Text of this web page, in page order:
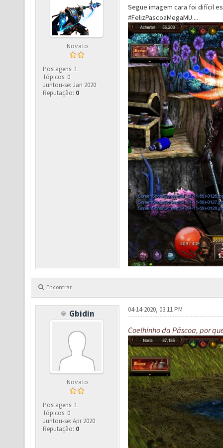
Novato
Postagens: 1
Tópicos: 0
Juntou-se: Jan 2020
Reputação: 0
Segue imagem cara foi difícil
#FelizPascoaMegaMU....
Encontrar
Gbidin
Novato
Postagens: 1
Tópicos: 0
Juntou-se: Apr 2020
Reputação: 0
04-14-2020, 03:11 PM
Coelhinho da Páscoa, por